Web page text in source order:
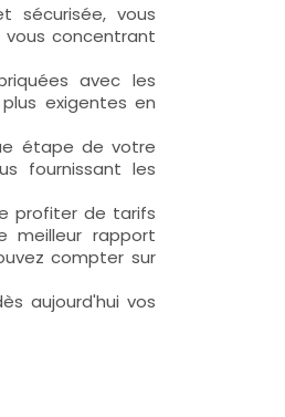
sécurisée, vous
concentrant
avec les
exigentes en
étape de votre
fournissant les
profiter de tarifs
meilleur rapport
compter sur
aujourd'hui vos